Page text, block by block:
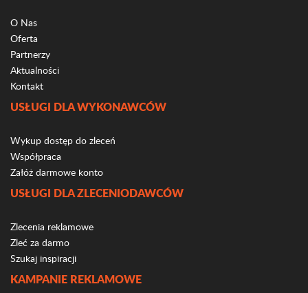
O Nas
Oferta
Partnerzy
Aktualności
Kontakt
USŁUGI DLA WYKONAWCÓW
Wykup dostęp do zleceń
Współpraca
Załóż darmowe konto
USŁUGI DLA ZLECENIODAWCÓW
Zlecenia reklamowe
Zleć za darmo
Szukaj inspiracji
KAMPANIE REKLAMOWE